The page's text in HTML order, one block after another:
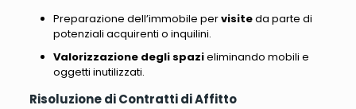
Preparazione dell’immobile pervisiteda parte di
potenziali acquirenti o inquilini.
Valorizzazione degli spazieliminando mobili e
oggetti inutilizzati.
Risoluzione di Contratti di Affitto